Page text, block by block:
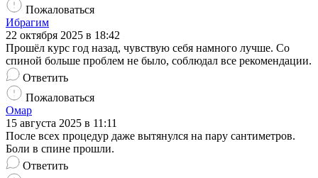
Пожаловаться
Ибрагим
22 октября 2025 в 18:42
Прошёл курс год назад, чувствую себя намного лучше. Со
спиной больше проблем не было, соблюдал все рекомендации.
Ответить
Пожаловаться
Омар
15 августа 2025 в 11:11
После всех процедур даже вытянулся на пару сантиметров.
Боли в спине прошли.
Ответить